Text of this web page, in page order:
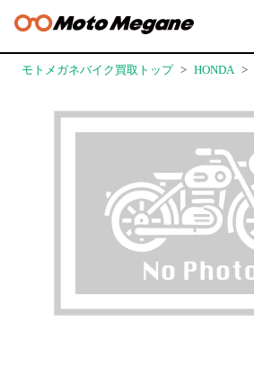
モトメガネバイク買取トップ HONDA